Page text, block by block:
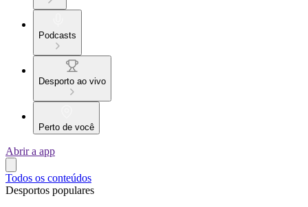
Podcasts
Desporto ao vivo
Perto de você
Abrir a app
Todos os conteúdos
Desportos populares